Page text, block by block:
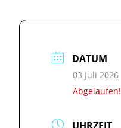
DATUM
03 Juli 2026
Abgelaufen!